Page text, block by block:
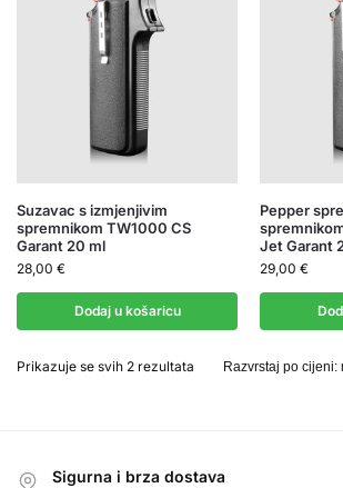
Suzavac s izmjenjivim
spremnikom TW1000 CS
Garant 20 ml
28,00 €
Dodaj u košaricu
Pepper
Jet Garant
29,00 €
Prikazuje se svih 2 rezultata
Sigurna i brza dostava